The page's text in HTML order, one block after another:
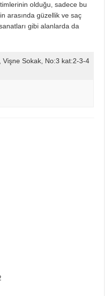
olduğu, sadece bu
arasında güzellik ve saç
gibi alanlarda da
Sokak, No:3 kat:2-3-4